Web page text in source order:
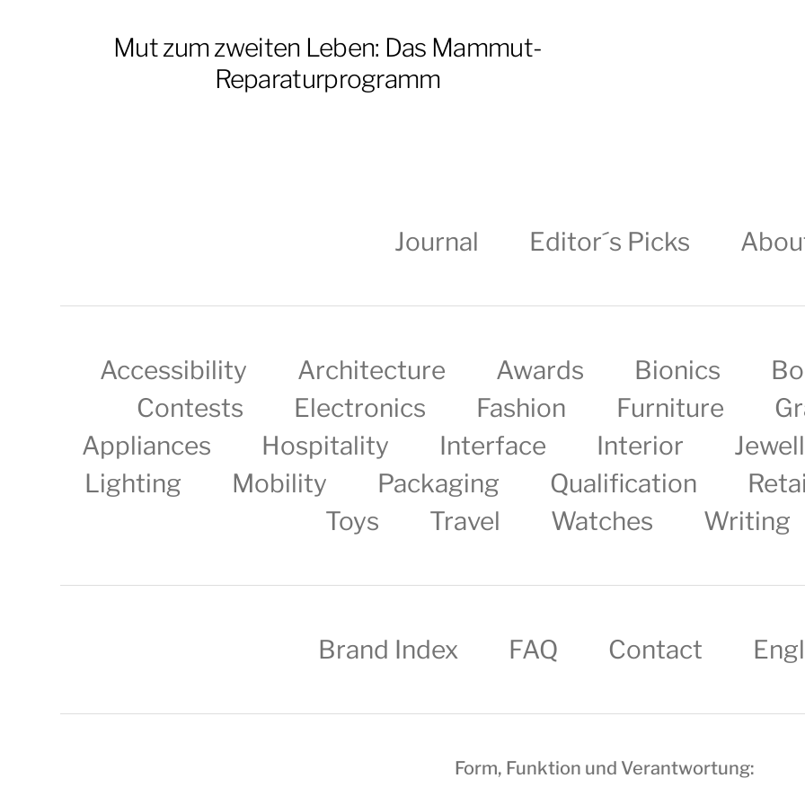
Mut zum zweiten Leben: Das Mammut-
Reparaturprogramm
Journal Editor´s Picks
Accessibility Architecture Awards Bionics
Contests
Electronics Fashion Furniture
Appliances
Hospitality Interface Interior
Lighting
Mobility Packaging Qualification
Toys
Travel Watches Writing
Brand Index FAQ Contact
Form, Funktion und Verantwortung: